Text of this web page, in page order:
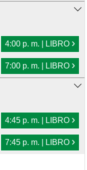
4:00 p. m. | LIBRO ›
7:00 p. m. | LIBRO ›
4:45 p. m. | LIBRO ›
7:45 p. m. | LIBRO ›